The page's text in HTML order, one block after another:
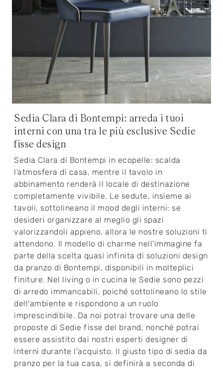
Sedia Clara di Bontempi: arreda i tuoi
interni con una tra le più esclusive Sedie
fisse design
Sedia Clara di Bontempi in ecopelle: scalda
l’atmosfera di casa, mentre il tavolo in
abbinamento renderà il locale di destinazione
completamente vivibile. Le sedute, insieme ai
tavoli, sottolineano il mood degli interni: se
desideri organizzare al meglio gli spazi
valorizzandoli appieno, allora le nostre soluzioni ti
attendono. Il modello di charme nell'immagine fa
parte della scelta quasi infinita di soluzioni design
da pranzo di Bontempi, disponibili in molteplici
finiture. Nel living o in cucina le Sedie sono pezzi
di arredo immancabili, poiché sottolineano lo stile
dell'ambiente e rispondono a un ruolo
imprescindibile. Da noi potrai trovare una delle
proposte di Sedie fisse del brand, nonché potrai
essere assistito dai nostri esperti designer di
interni durante l'acquisto. Il giusto tipo di sedia da
pranzo per la tua casa, si definirà a seconda di